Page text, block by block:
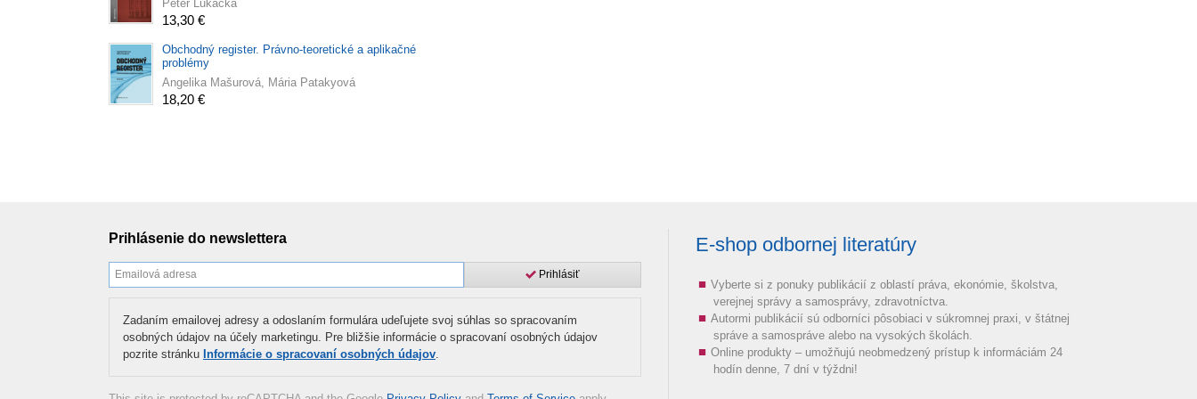
Peter Lukáčka
13,30 €
Obchodný register. Právno-teoretické a aplikačné
problémy
Angelika Mašurová, Mária Patakyová
18,20 €
Prihlásenie do newslettera
Prihlásiť
Zadaním emailovej adresy a odoslaním formulára udeľujete svoj súhlas so spracovaním
osobných údajov na účely marketingu. Pre bližšie informácie o spracovaní osobných údajov
pozrite stránku Informácie o spracovaní osobných údajov
E-shop odbornej literatúry
Vyberte si z ponuky publikácií z oblastí práva, ekonómie, školstva,
verejnej správy a samosprávy, zdravotníctva.
Autormi publikácií sú odborníci pôsobiaci v súkromnej praxi, v štátnej
správe a samospráve alebo na vysokých školách.
Online produkty – umožňujú neobmedzený prístup k informáciám 24
hodín denne, 7 dní v týždni!